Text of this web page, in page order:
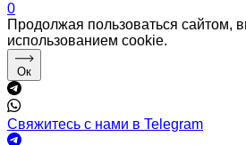
0
Продолжая пользоваться сайтом,
использованием cookie.
Ок
Свяжитесь с нами в Telegram